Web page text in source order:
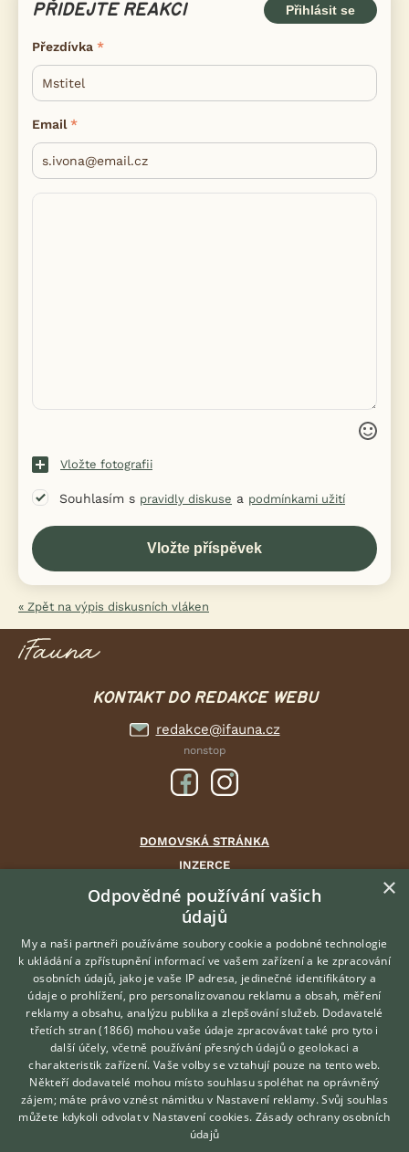
PŘIDEJTE REAKCI Přihlásit se
Přezdívka
Email
Vložte fotografii
Souhlasím s pravidly diskuse a podmínkami užití
« Zpět na výpis diskusních vláken
KONTAKT DO REDAKCE WEBU
redakce@ifauna.cz
nonstop
DOMOVSKÁ STRÁNKA
INZERCE
DISKUSE
ČLÁNKY
CHOVATELSKÉ STANICE
ATLAS
O nás
Kontakt
Možnosti zvýraznění inzerátů
Podmínky užití
Zpracování osobních údajů
Hledáte zvířecího kamaráda?
Zdarma vám poradí
VETERINÁŘ ONLINE
KONZULTOVAT S
VETERINÁŘEM
×
Odpovědné používání vašich
údajů
My a naši partneři používáme soubory cookie a podobné technologie
k ukládání a zpřístupnění informací ve vašem zařízení a ke zpracování
osobních údajů, jako je vaše IP adresa, jedinečné identifikátory a
údaje o prohlížení, pro personalizovanou reklamu a obsah, měření
reklamy a obsahu, analýzu publika a zlepšování služeb. Dodavatelé
třetích stran (1866) mohou vaše údaje zpracovávat také pro tyto i
další účely, včetně používání přesných údajů o geolokaci a
charakteristik zařízení. Vaše volby se vztahují pouze na tento web.
Někteří dodavatelé mohou místo souhlasu spoléhat na oprávněný
zájem; máte právo vznést námitku v Nastavení reklamy. Svůj souhlas
můžete kdykoli odvolat v Nastavení cookies. Zásady ochrany osobních
údajů